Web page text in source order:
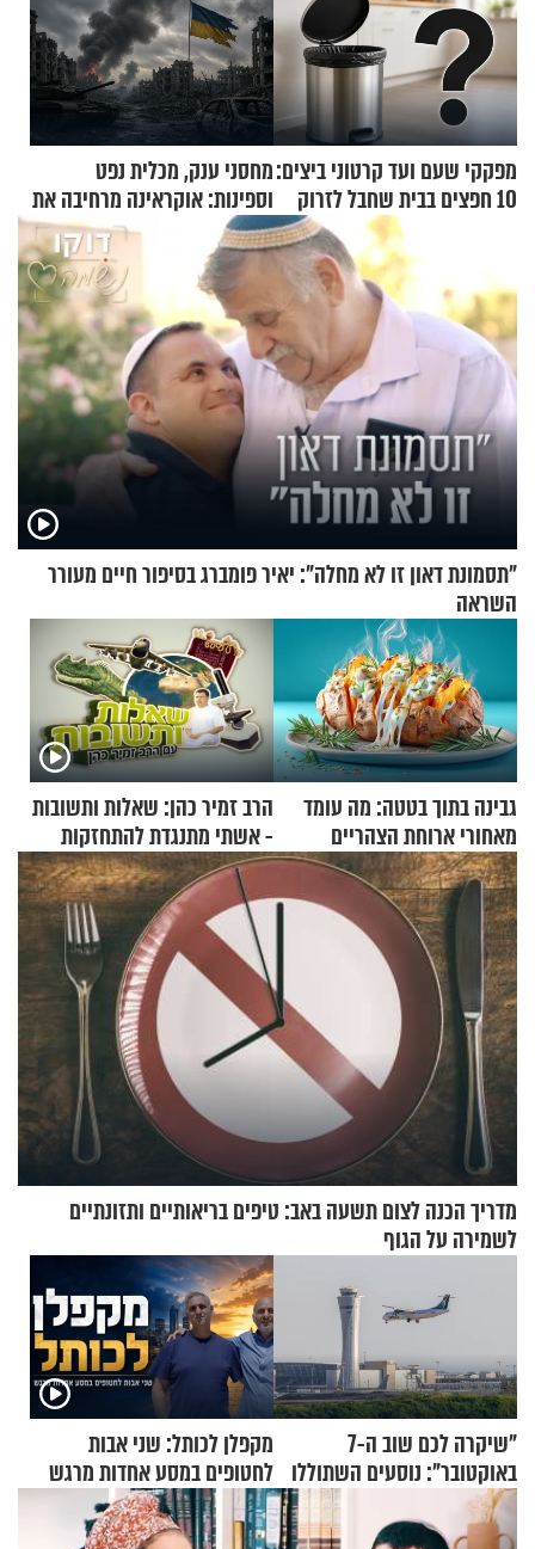
מפקקי שעם ועד קרטוני ביצים:
10 חפצים בבית שחבל לזרוק
מחסני ענק, מכלית נפט
וספינות: אוקראינה מרחיבה את
התקיפות בעומק רוסיה
"תסמונת דאון זו לא מחלה": יאיר פומברג בסיפור חיים מעורר
השראה
גבינה בתוך בטטה: מה עומד
מאחורי ארוחת הצהריים
שכבשה את הרשת?
הרב זמיר כהן: שאלות ותשובות
- אשתי מתנגדת להתחזקות
שלי
מדריך הכנה לצום תשעה באב: טיפים בריאותיים ותזונתיים
לשמירה על הגוף
"שיקרה לכם שוב ה-7
באוקטובר": נוסעים השתוללו
בטיסה לפרנקפורט ונעצרו
לאחר שתקפו שוטרים
מקפלן לכותל: שני אבות
לחטופים במסע אחדות מרגש